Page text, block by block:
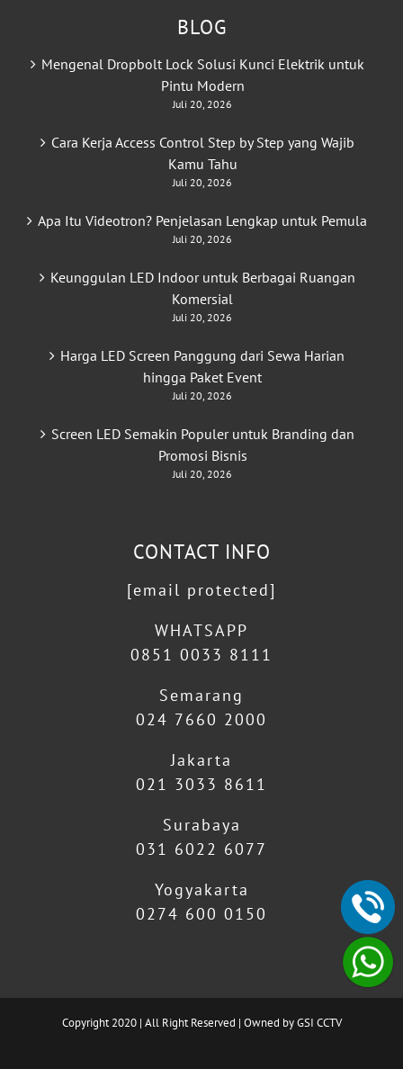
BLOG
Mengenal Dropbolt Lock Solusi Kunci Elektrik untuk
Pintu Modern
Juli 20, 2026
Cara Kerja Access Control Step by Step yang Wajib
Kamu Tahu
Juli 20, 2026
Apa Itu Videotron? Penjelasan Lengkap untuk Pemula
Juli 20, 2026
Keunggulan LED Indoor untuk Berbagai Ruangan
Komersial
Juli 20, 2026
Harga LED Screen Panggung dari Sewa Harian
hingga Paket Event
Juli 20, 2026
Screen LED Semakin Populer untuk Branding dan
Promosi Bisnis
Juli 20, 2026
CONTACT INFO
[email protected]
WHATSAPP
0851 0033 8111
Semarang
024 7660 2000
Jakarta
021 3033 8611
Surabaya
031 6022 6077
Yogyakarta
0274 600 0150
Copyright 2020 | All Right Reserved | Owned by GSI CCTV